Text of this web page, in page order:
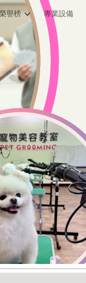
to main content
譽榜 專業設備